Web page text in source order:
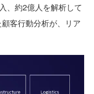
、約2億人を解析して
客行動分析が、リア